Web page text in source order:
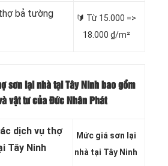
bả tường
🔰 Từ 15.000 =>
18.000 ₫/m²
sơn lại nhà tại Tây Ninh bao gồm
vật tư của Đức Nhân Phát
dịch vụ thợ
Tây Ninh
Mức giá sơn lại
nhà tại Tây Ninh